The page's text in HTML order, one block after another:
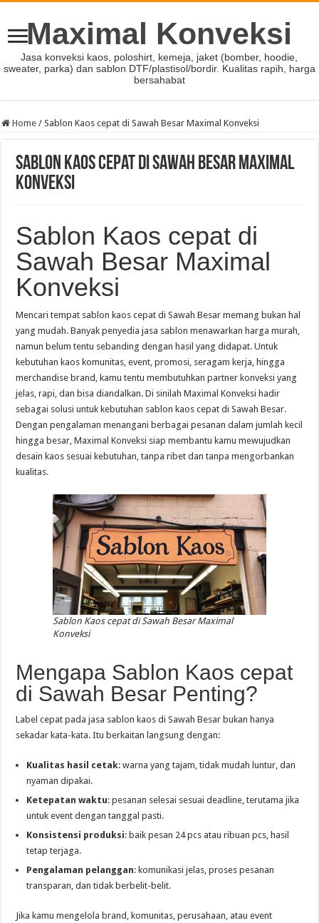
Maximal Konveksi
Jasa konveksi kaos, poloshirt, kemeja, jaket (bomber, hoodie,
sweater, parka) dan sablon DTF/plastisol/bordir. Kualitas rapih, harga
bersahabat
Home / Sablon Kaos cepat di Sawah Besar Maximal Konveksi
Sablon Kaos cepat di Sawah Besar Maximal
Konveksi
Sablon Kaos cepat di
Sawah Besar Maximal
Konveksi
Mencari tempat sablon kaos cepat di Sawah Besar memang bukan hal
yang mudah. Banyak penyedia jasa sablon menawarkan harga murah,
namun belum tentu sebanding dengan hasil yang didapat. Untuk
kebutuhan kaos komunitas, event, promosi, seragam kerja, hingga
merchandise brand, kamu tentu membutuhkan partner konveksi yang
jelas, rapi, dan bisa diandalkan. Di sinilah Maximal Konveksi hadir
sebagai solusi untuk kebutuhan sablon kaos cepat di Sawah Besar.
Dengan pengalaman menangani berbagai pesanan dalam jumlah kecil
hingga besar, Maximal Konveksi siap membantu kamu mewujudkan
desain kaos sesuai kebutuhan, tanpa ribet dan tanpa mengorbankan
kualitas.
Sablon Kaos cepat di Sawah Besar Maximal
Konveksi
Mengapa Sablon Kaos cepat
di Sawah Besar Penting?
Label cepat pada jasa sablon kaos di Sawah Besar bukan hanya
sekadar kata-kata. Itu berkaitan langsung dengan:
Kualitas hasil cetak: warna yang tajam, tidak mudah luntur, dan
nyaman dipakai.
Ketepatan waktu: pesanan selesai sesuai deadline, terutama jika
untuk event dengan tanggal pasti.
Konsistensi produksi: baik pesan 24 pcs atau ribuan pcs, hasil
tetap terjaga.
Pengalaman pelanggan: komunikasi jelas, proses pesanan
transparan, dan tidak berbelit-belit.
Jika kamu mengelola brand, komunitas, perusahaan, atau event